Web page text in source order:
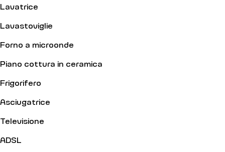
Lavatrice
Lavastoviglie
Forno a microonde
Piano cottura in ceramica
Frigorifero
Asciugatrice
Televisione
ADSL